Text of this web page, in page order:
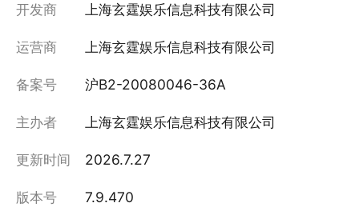
开发商 上海玄霆娱乐信息科技有限公司
运营商 上海玄霆娱乐信息科技有限公司
备案号 沪B2-20080046-36A
主办者 上海玄霆娱乐信息科技有限公司
更新时间 2026.7.27
版本号 7.9.470